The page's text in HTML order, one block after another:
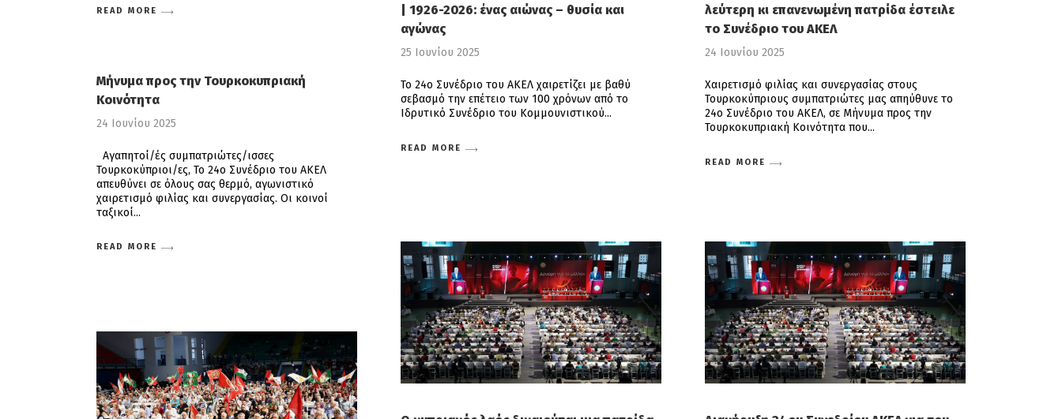
READ MORE
| 1926-2026: ένας αιώνας – θυσία και
αγώνας
25 Ιουνίου 2025
Το 24ο Συνέδριο του ΑΚΕΛ χαιρετίζει με βαθύ
σεβασμό την επέτειο των 100 χρόνων από το
Ιδρυτικό Συνέδριο του Κομμουνιστικού
READ MORE
λεύτερη κι επανενωμένη πατρίδα έστειλε
το Συνέδριο του ΑΚΕΛ
24 Ιουνίου 2025
Χαιρετισμό φιλίας και συνεργασίας στους
Τουρκοκύπριους συμπατριώτες μας απηύθυνε το
24ο Συνέδριο του ΑΚΕΛ, σε Μήνυμα προς την
Τουρκοκυπριακή Κοινότητα που
READ MORE
Μήνυμα προς την Τουρκοκυπριακή
Κοινότητα
24 Ιουνίου 2025
Αγαπητοί/ές συµπατριώτες/ισσες
Τουρκοκύπριοι/ες, Το 24ο Συνέδριο του ΑΚΕΛ
απευθύνει σε όλους σας θερμό, αγωνιστικό
χαιρετισμό φιλίας και συνεργασίας. Οι κοινοί
ταξικοί
READ MORE